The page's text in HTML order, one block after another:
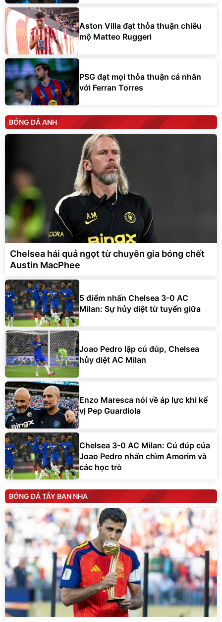
Aston Villa đạt thỏa thuận chiêu
mộ Matteo Ruggeri
PSG đạt mọi thỏa thuận cá nhân
với Ferran Torres
BÓNG ĐÁ ANH
Chelsea hái quả ngọt từ chuyên gia bóng chết
Austin MacPhee
5 điểm nhấn Chelsea 3-0 AC
Milan: Sự hủy diệt từ tuyến giữa
Joao Pedro lập cú đúp, Chelsea
hủy diệt AC Milan
Enzo Maresca nói về áp lực khi kế
vị Pep Guardiola
Chelsea 3-0 AC Milan: Cú đúp của
Joao Pedro nhấn chìm Amorim và
các học trò
BÓNG ĐÁ TÂY BAN NHA